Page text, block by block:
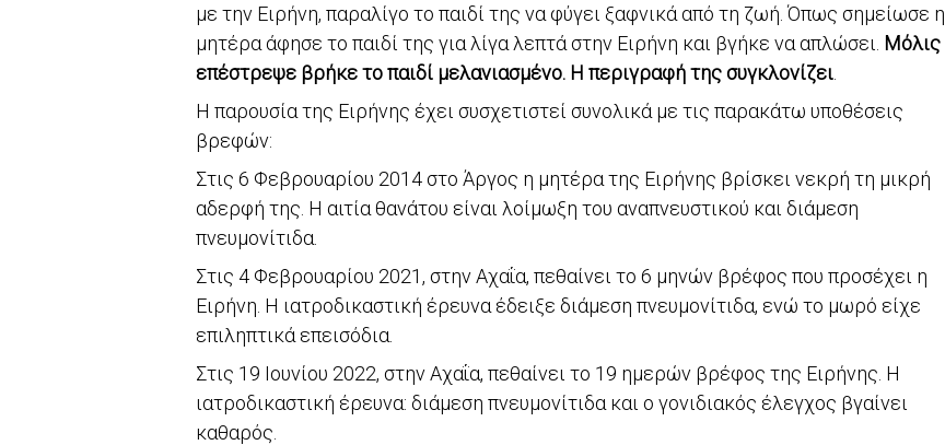
με την Ειρήνη, παραλίγο το παιδί της να φύγει ξαφνικά από τη ζωή. Όπως σημείωσε η
μητέρα άφησε το παιδί της για λίγα λεπτά στην Ειρήνη και βγήκε να απλώσει. Μόλις
επέστρεψε βρήκε το παιδί μελανιασμένο. Η περιγραφή της συγκλονίζει
Η παρουσία της Ειρήνης έχει συσχετιστεί συνολικά με τις παρακάτω υποθέσεις
βρεφών:
Στις 6 Φεβρουαρίου 2014 στο Άργος η μητέρα της Ειρήνης βρίσκει νεκρή τη μικρή
αδερφή της. Η αιτία θανάτου είναι λοίμωξη του αναπνευστικού και διάμεση
πνευμονίτιδα.
Στις 4 Φεβρουαρίου 2021, στην Αχαΐα, πεθαίνει το 6 μηνών βρέφος που προσέχει η
Ειρήνη. Η ιατροδικαστική έρευνα έδειξε διάμεση πνευμονίτιδα, ενώ το μωρό είχε
επιληπτικά επεισόδια.
Στις 19 Ιουνίου 2022, στην Αχαΐα, πεθαίνει το 19 ημερών βρέφος της Ειρήνης. Η
ιατροδικαστική έρευνα: διάμεση πνευμονίτιδα και ο γονιδιακός έλεγχος βγαίνει
καθαρός.